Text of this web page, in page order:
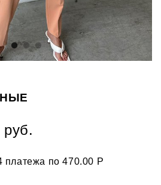
руб.
платежа по 470.00 Р